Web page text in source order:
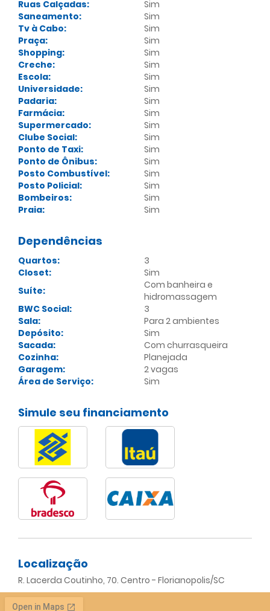
Ruas Calçadas:
Sim
Saneamento:
Sim
Tv à Cabo:
Sim
Praça:
Sim
Shopping:
Sim
Creche:
Sim
Escola:
Sim
Universidade:
Sim
Padaria:
Sim
Farmácia:
Sim
Supermercado:
Sim
Clube Social:
Sim
Ponto de Taxi:
Sim
Ponto de Ônibus:
Sim
Posto Combustível:
Sim
Posto Policial:
Sim
Bombeiros:
Sim
Praia:
Sim
Dependências
Quartos:
3
Closet:
Sim
Suíte:
Com banheira e
hidromassagem
BWC Social:
3
Sala:
Para 2 ambientes
Depósito:
Sim
Sacada:
Com churrasqueira
Cozinha:
Planejada
Garagem:
2 vagas
Área de Serviço:
Sim
Simule seu financiamento
Localização
R. Lacerda Coutinho, 70. Centro - Florianopolis/SC